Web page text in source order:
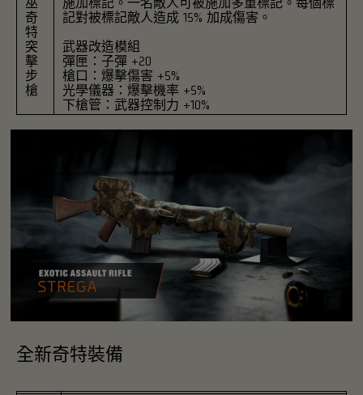
奇
特
突
擊
步
槍
記對被標記敵人造成 15% 加成傷害。
武器改造模組
彈匣：子彈 +20
槍口：爆擊傷害 +5%
光學儀器：爆擊機率 +5%
下槍管：武器控制力 +10%
全新奇特裝備